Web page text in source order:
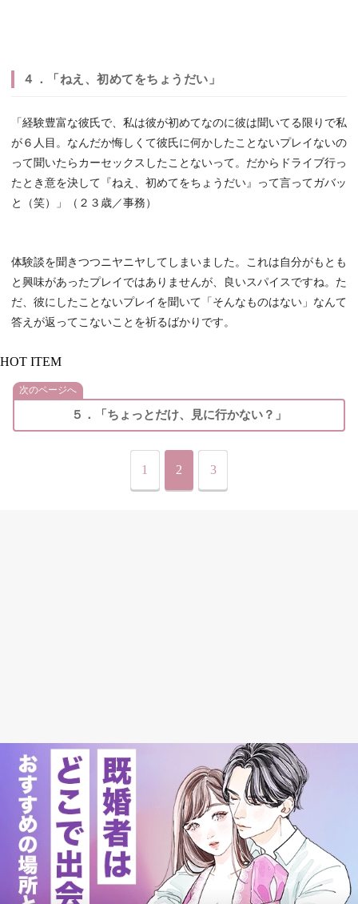
４．「ねえ、初めてをちょうだい」
「経験豊富な彼氏で、私は彼が初めてなのに彼は聞いてる限りで私
が６人目。なんだか悔しくて彼氏に何かしたことないプレイないの
って聞いたらカーセックスしたことないって。だからドライブ行っ
たとき意を決して『ねえ、初めてをちょうだい』って言ってガバッ
と（笑）」（２３歳／事務）
体験談を聞きつつニヤニヤしてしまいました。これは自分がもとも
と興味があったプレイではありませんが、良いスパイスですね。た
だ、彼にしたことないプレイを聞いて「そんなものはない」なんて
答えが返ってこないことを祈るばかりです。
HOT ITEM
次のページへ
５．「ちょっとだけ、見に行かない？」
1 2 3